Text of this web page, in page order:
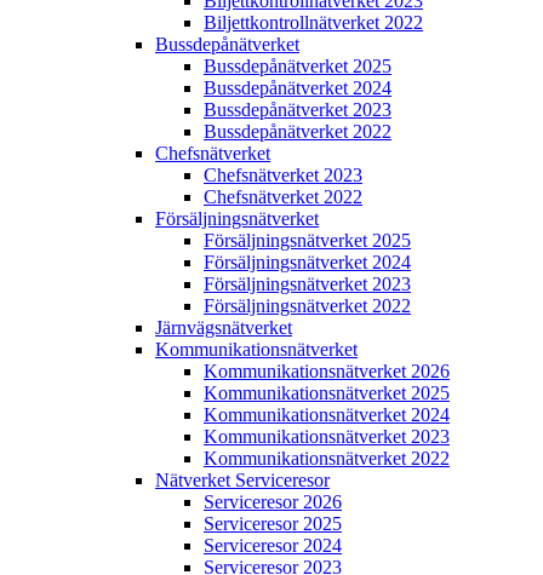
Biljettkontroll­nätverket 2022
Bussdepå­nätverket
Bussdepå­nätverket 2025
Bussdepå­nätverket 2024
Bussdepå­nätverket 2023
Bussdepå­nätverket 2022
Chefs­nätverket
Chefs­nätverket 2023
Chefs­nätverket 2022
Försäljnings­nätverket
Försäljnings­nätverket 2025
Försäljnings­nätverket 2024
Försäljnings­nätverket 2023
Försäljnings­nätverket 2022
Järnvägs­nätverket
Kommunikations­nätverket
Kommunikations­nätverket 2026
Kommunikations­nätverket 2025
Kommunikations­nätverket 2024
Kommunikations­nätverket 2023
Kommunikations­nätverket 2022
Nätverket Serviceresor
Serviceresor 2026
Serviceresor 2025
Serviceresor 2024
Serviceresor 2023